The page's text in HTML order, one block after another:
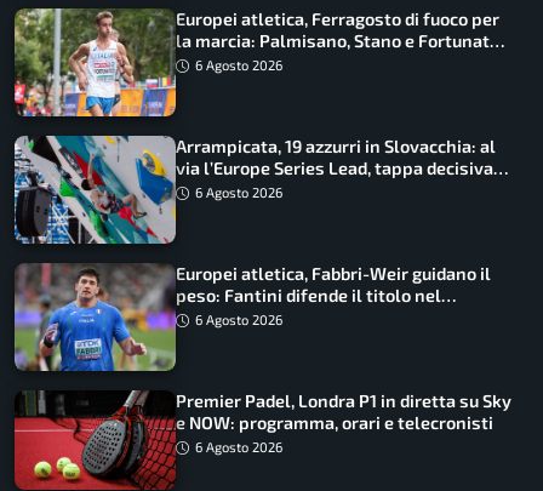
Europei atletica, Ferragosto di fuoco per
la marcia: Palmisano, Stano e Fortunato
guidano l’Italia
6 Agosto 2026
Arrampicata, 19 azzurri in Slovacchia: al
via l’Europe Series Lead, tappa decisiva
per la Speed
6 Agosto 2026
Europei atletica, Fabbri-Weir guidano il
peso: Fantini difende il titolo nel
martello
6 Agosto 2026
Premier Padel, Londra P1 in diretta su Sky
e NOW: programma, orari e telecronisti
6 Agosto 2026